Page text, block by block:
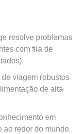
resolve problemas
com fila de
de viagem robustos
de alta
em
ao redor do mundo.